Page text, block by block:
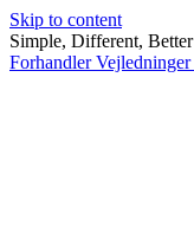
Skip to content
Simple, Different, Better
ForhandlerVejledninger